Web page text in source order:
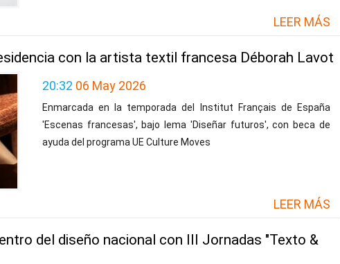
LEER MÁS
con la artista textil francesa Déborah Lavot
20:32 06 May 2026
Enmarcada en la temporada del Institut Français de España
'Escenas francesas', bajo lema 'Diseñar futuros', con beca de
ayuda del programa UE Culture Moves
LEER MÁS
del diseño nacional con III Jornadas "Texto &